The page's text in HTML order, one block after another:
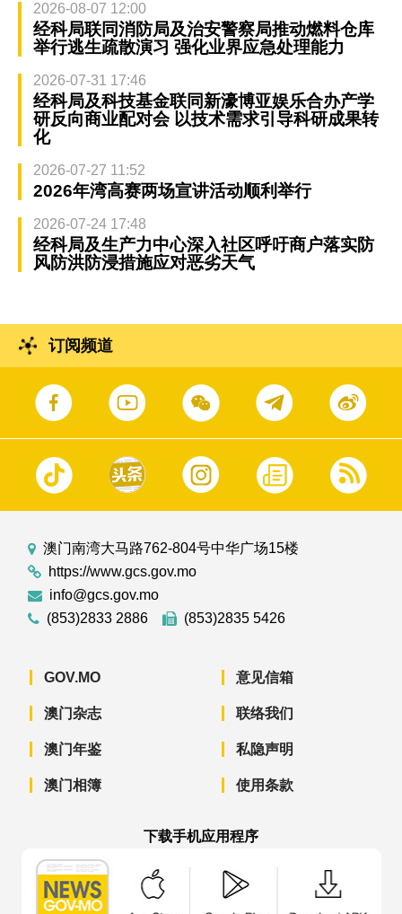
2026-08-07 12:00
经科局联同消防局及治安警察局推动燃料仓库
举行逃生疏散演习 强化业界应急处理能力
2026-07-31 17:46
经科局及科技基金联同新濠博亚娱乐合办产学
研反向商业配对会 以技术需求引导科研成果转
化
2026-07-27 11:52
2026年湾高赛两场宣讲活动顺利举行
2026-07-24 17:48
经科局及生产力中心深入社区呼吁商户落实防
风防洪防浸措施应对恶劣天气
订阅频道
澳门南湾大马路762-804号中华广场15楼
https://www.gcs.gov.mo
info@gcs.gov.mo
(853)2833 2886
(853)2835 5426
GOV.MO
澳门杂志
澳门年鉴
澳门相簿
意见信箱
联络我们
私隐声明
使用条款
下载手机应用程序